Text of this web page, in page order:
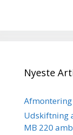
Nyeste
Udskiftning
MB 220